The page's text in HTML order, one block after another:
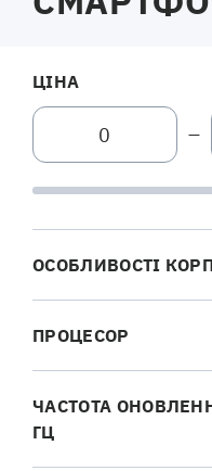
ЦІНА
—
ОСОБЛИВОСТІ
ПРОЦЕСОР
ЧАСТОТА
ГЦ